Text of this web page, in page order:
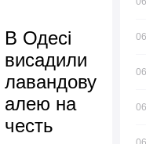
В Одесі
висадили
лавандову
алею на
честь